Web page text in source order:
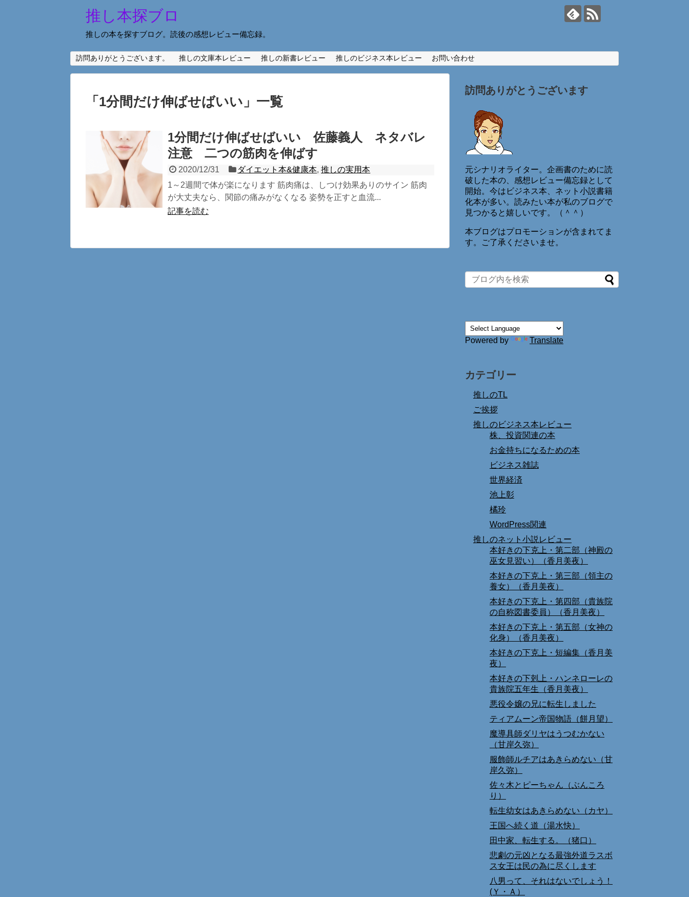
推し本探ブロ
推しの本を探すブログ。読後の感想レビュー備忘録。
訪問ありがとうございます。 推しの文庫本レビュー 推しの新書レビュー 推しのビジネス本レビュー お問い合わせ
「 1分間だけ伸ばせばいい 」 一覧
1分間だけ伸ばせばいい 佐藤義人 ネタバレ
注意 二つの筋肉を伸ばす
2020/12/31 ダイエット本&健康本,推しの実用本
1～2週間で体が楽になります 筋肉痛は、しつけ効果ありのサイン 筋肉
が大丈夫なら、関節の痛みがなくなる 姿勢を正すと血流...
記事を読む
訪問ありがとうございます
元シナリオライター。企画書のために読
破した本の、感想レビュー備忘録として
開始。今はビジネス本、ネット小説書籍
化本が多い。読みたい本が私のブログで
見つかると嬉しいです。（＾＾）
本ブログはプロモーションが含まれてま
す。ご了承くださいませ。
Powered by Translate
カテゴリー
推しのTL
ご挨拶
推しのビジネス本レビュー
株、投資関連の本
お金持ちになるための本
ビジネス雑誌
世界経済
池上彰
橘玲
WordPress関連
推しのネット小説レビュー
本好きの下克上・第二部（神殿の
巫女見習い）（香月美夜）
本好きの下克上・第三部（領主の
養女）（香月美夜）
本好きの下克上・第四部（貴族院
の自称図書委員）（香月美夜）
本好きの下克上・第五部（女神の
化身）（香月美夜）
本好きの下克上・短編集（香月美
夜）
本好きの下剋上・ハンネローレの
貴族院五年生（香月美夜）
悪役令嬢の兄に転生しました
ティアムーン帝国物語（餅月望）
魔導具師ダリヤはうつむかない
（甘岸久弥）
服飾師ルチアはあきらめない（甘
岸久弥）
佐々木とピーちゃん（ぶんころ
り）
転生幼女はあきらめない（カヤ）
王国へ続く道（湯水快）
田中家、転生する。（猪口）
悲劇の元凶となる最強外道ラスボ
ス女王は民の為に尽くします
八男って、それはないでしょう！
(Ｙ・Ａ）